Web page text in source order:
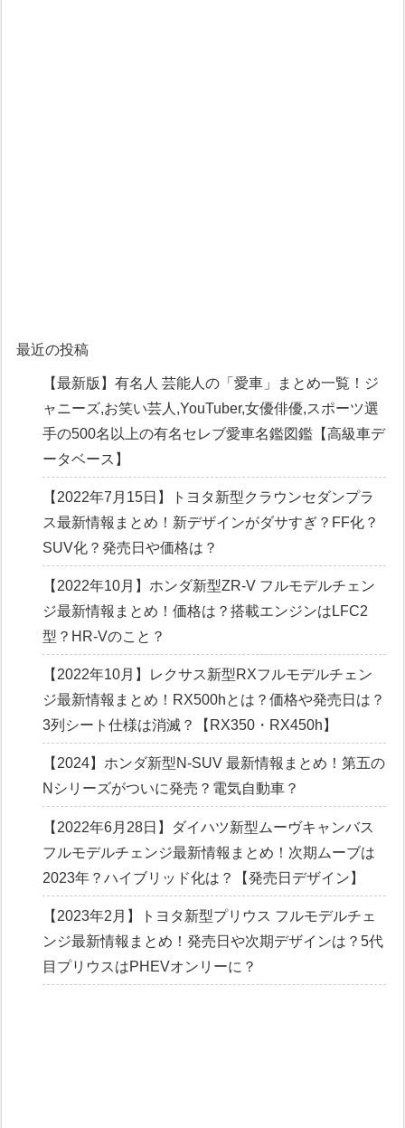
最近の投稿
【最新版】有名人 芸能人の「愛車」まとめ一覧！ジ
ャニーズ,お笑い芸人,YouTuber,女優俳優,スポーツ選
手の500名以上の有名セレブ愛車名鑑図鑑【高級車デ
ータベース】
【2022年7月15日】トヨタ新型クラウンセダンプラ
ス最新情報まとめ！新デザインがダサすぎ？FF化？
SUV化？発売日や価格は？
【2022年10月】ホンダ新型ZR-V フルモデルチェン
ジ最新情報まとめ！価格は？搭載エンジンはLFC2
型？HR-Vのこと？
【2022年10月】レクサス新型RXフルモデルチェン
ジ最新情報まとめ！RX500hとは？価格や発売日は？
3列シート仕様は消滅？【RX350・RX450h】
【2024】ホンダ新型N-SUV 最新情報まとめ！第五の
Nシリーズがついに発売？電気自動車？
【2022年6月28日】ダイハツ新型ムーヴキャンバス
フルモデルチェンジ最新情報まとめ！次期ムーブは
2023年？ハイブリッド化は？【発売日デザイン】
【2023年2月】トヨタ新型プリウス フルモデルチェ
ンジ最新情報まとめ！発売日や次期デザインは？5代
目プリウスはPHEVオンリーに？